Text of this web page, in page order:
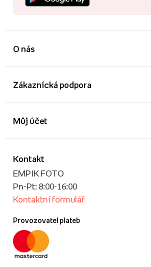
O nás
Zákaznícká podpora
Kontakt
EMPIK FOTO
Pn-Pt: 8:00-16:00
Kontaktní formulář
Provozovatel plateb
Můj účet